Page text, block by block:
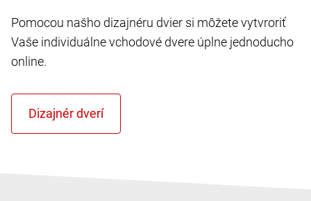
Pomocou našho dizajnéru dvier si môžete vytvroriť
Vaše individuálne vchodové dvere úplne jednoducho
online.